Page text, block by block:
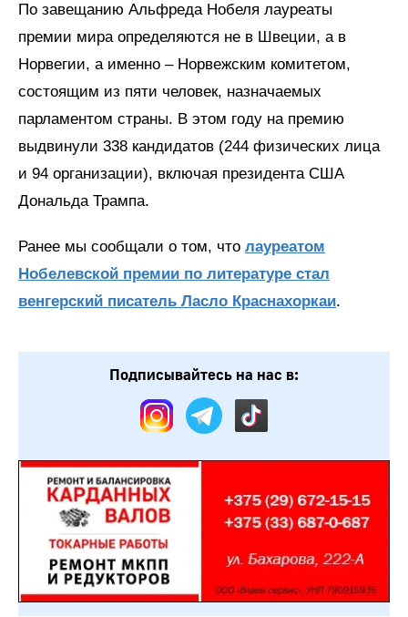
По завещанию Альфреда Нобеля лауреаты
премии мира определяются не в Швеции, а в
Норвегии, а именно – Норвежским комитетом,
состоящим из пяти человек, назначаемых
парламентом страны. В этом году на премию
выдвинули 338 кандидатов (244 физических лица
и 94 организации), включая президента США
Дональда Трампа.
Ранее мы сообщали о том, что лауреатом
Нобелевской премии по литературе стал
венгерский писатель Ласло Краснахоркаи.
Подписывайтесь на нас в: